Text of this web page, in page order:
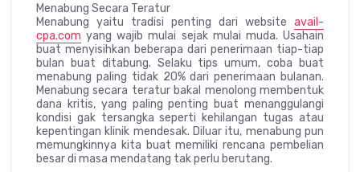
Menabung Secara Teratur
Menabung yaitu tradisi penting dari website avail-
cpa.com yang wajib mulai sejak mulai muda. Usahain
buat menyisihkan beberapa dari penerimaan tiap-tiap
bulan buat ditabung. Selaku tips umum, coba buat
menabung paling tidak 20% dari penerimaan bulanan.
Menabung secara teratur bakal menolong membentuk
dana kritis, yang paling penting buat menanggulangi
kondisi gak tersangka seperti kehilangan tugas atau
kepentingan klinik mendesak. Diluar itu, menabung pun
memungkinnya kita buat memiliki rencana pembelian
besar di masa mendatang tak perlu berutang.